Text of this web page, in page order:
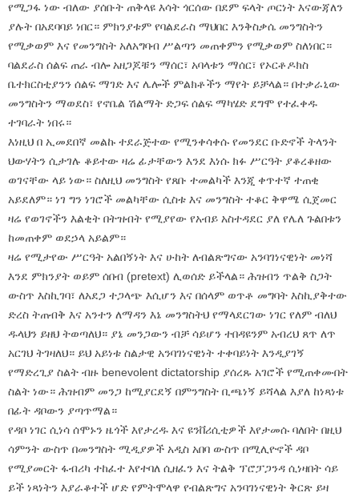
የሚጋፋ ነው ብለው ያሰቡት ጠቅላዩ እሳት ጎርሰው በደም ፍላት ጦርነት እናውጃለን
ያሉት በአደባባይ ነበር። ምክንያቱም የባልደራስ ማህበር እንቅስቃሴ መንግስትን
የሚቃወም እና የመንግስት አለአግባብ ሥልጣን መጠቀምን የሚቃወም ስለነበር።
ባልደራስ ሰልፍ ጠራ ብሎ አዘጋጆቹን ማሰር፣ አባላቱን ማሰር፣ የኦርቶዶክስ
ቤተክርስቲያንን ሰልፍ ማገድ እና ሌሎች ምልክቶችን ማየት ይቻላል። በተቃራኒው
መንግስትን ማወደስ፣ የኖቤል ሽልማት ድጋፍ ሰልፍ ማካሄድ ደግሞ የተፈቀዱ
ተገባራት ነበሩ።
እነዚህ በ ኢመደበኛ መልኩ ተደራጅተው የሚንቀሳቀሱ የመንደር ቡድኖች ትላንት
ህውሃትን ሲታገሉ ቆይተው ዛሬ ፊታቸውን እንደ እነሱ ክፉ ሥርዓት ያቆረቆዘው
ወገናቸው ላይ ነው። ስለዚህ መንግስት የጸቡ ተመልካች እንጂ ቀጥተኛ ተጠቂ
አይደለም። ነገ ግን ነገሮች መልካቸው ሲስቱ እና መንግስት ተቆር ቅዋሜ ሲጀመር
ዛሬ የወገኖችን እልቂት በትዝብት የሚያየው የአብይ አስተዳደር ያለ የሌለ ጉልበቱን
ከመጠቀም ወደኃላ አይልም።
ዛሬ የሚታየው ሥርዓት አልበኝነት እና ሁከት ለብልጽግናው አንባገነናዊነት መነሻ
እንደ ምክንያት ወይም ሰበብ (pretext) ሊወሰድ ይችላል። ሕዝብን ጥልቅ ስጋት
ውስጥ እስኪገባ፣ ለአደጋ ተጋላጭ እሲሆን እና በሰላም ወጥቶ መግባት እስኪያቅተው
ድረስ ትጠብቅ እና አንተን ለማዳን እኔ መንግስትህ የማላደርገው ነገር የለም ብለህ
ዱላህን ይዘህ ትወጣለህ። ያኔ መንጋውን ብቻ ሳይሆን ተበዳዩንም አብረህ ጸጥ ለጥ
አርገህ ትገዛለህ። ይህ አይነቱ ስልታዊ አንባገነናዊነት ተቀባይነት እንዲያገኝ
የማድረጊያ ስልት ብዙ benevolent dictatorship ያሰረጹ አገሮች የሚጠቀሙበት
ስልት ነው። ሕዝብም መንጋ ከሚያርደኝ በምንግስት ቢጫነኝ ይሻላል እያለ ከነጻነቱ
በፊት ዳቦውን ያጣጥማል።
የዳቦ ነገር ሲነሳ ሰሞኑን ዜጎች እየታረዱ እና ዩንቨሪሲቲዎች እየታመሱ ባለበት በዚህ
ሳምንት ውስጥ በመንግስት ሚዲያዎች አዲስ አበባ ውስጥ በሚሊዮኖች ዳቦ
የሚያመርት ፋብሪካ ተከፈተ እየተባለ ሲዘፈን እና ትልቅ ፕሮፓጋንዳ ሲነዛበት ሳይ
ይች ነጻነትን እያራቆተች ሆድ የምትሞላዋ የብልጽግና አንባገነናዊነት ቅርጽ ይዛ